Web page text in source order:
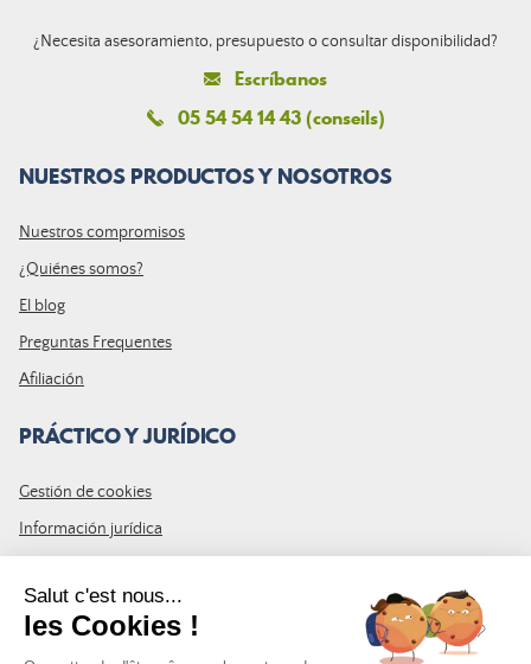
¿Necesita asesoramiento, presupuesto o consultar disponibilidad?
Escríbanos
05 54 54 14 43 (conseils)
NUESTROS PRODUCTOS Y NOSOTROS
Nuestros compromisos
¿Quiénes somos?
El blog
Preguntas Frequentes
Afiliación
PRÁCTICO Y JURÍDICO
Gestión de cookies
Información jurídica
Mapa del sitio